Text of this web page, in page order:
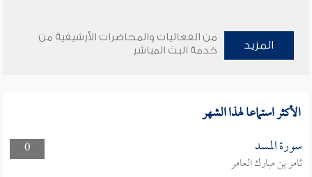
المزيد
من الفعاليات والمحاضرات الأرشيفية من
خدمة البث المباشر
الأكثر استماعا لهذا الشهر
0 سورة المسد
ثامر بن مبارك العامر